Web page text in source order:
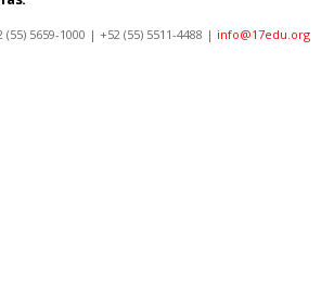
(55) 5659-1000 | +52 (55) 5511-4488 | info@17edu.org